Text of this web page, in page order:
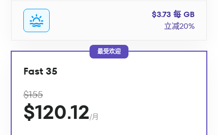
$3.73 每 GB
立减20%
最受欢迎
Fast 35
$155
$120.12/月